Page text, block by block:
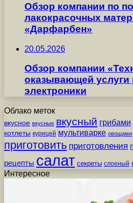
Обзор компании по
лакокрасочных
«Дарфарбен»
20.05.2026
Обзор компании
оказывающей услуги
электроники
Облако меток
вкусное вкусные вкусный грибами
котлеты курицей мультиварке овощами
приготовить приготовления
рецепты салат секреты слоеный
Интересное